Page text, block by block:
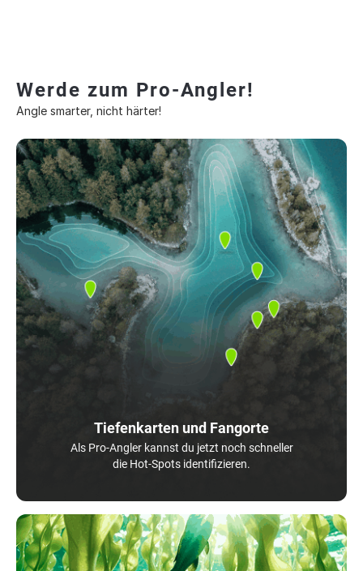
Werde zum Pro-Angler!
Angle smarter, nicht härter!
Tiefenkarten und Fangorte
Als Pro-Angler kannst du jetzt noch schneller
die Hot-Spots identifizieren.